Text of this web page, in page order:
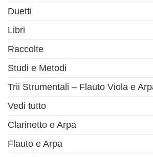
Duetti
Libri
Raccolte
Studi e Metodi
Trii Strumentali – Flauto Viola e
Vedi tutto
Clarinetto e Arpa
Flauto e Arpa